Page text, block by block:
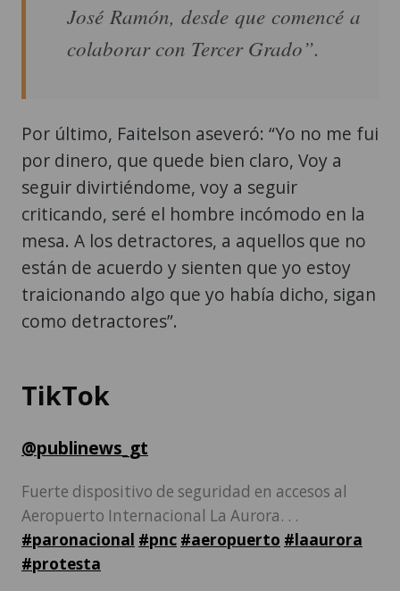
José Ramón, desde que comencé a
colaborar con Tercer Grado”.
Por último, Faitelson aseveró: “Yo no me fui
por dinero, que quede bien claro, Voy a
seguir divirtiéndome, voy a seguir
criticando, seré el hombre incómodo en la
mesa. A los detractores, a aquellos que no
están de acuerdo y sienten que yo estoy
traicionando algo que yo había dicho, sigan
como detractores”.
TikTok
@publinews_gt
Fuerte dispositivo de seguridad en accesos al
Aeropuerto Internacional La Aurora. . .
#paronacional #pnc #aeropuerto #laaurora
#protesta